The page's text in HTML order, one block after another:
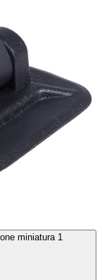
Talamex Set di montaggio bimini su gommone miniatura 1